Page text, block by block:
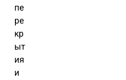
пе
ре
кр
ыт
ия
и